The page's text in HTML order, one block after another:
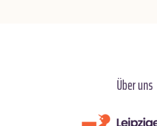
Über uns